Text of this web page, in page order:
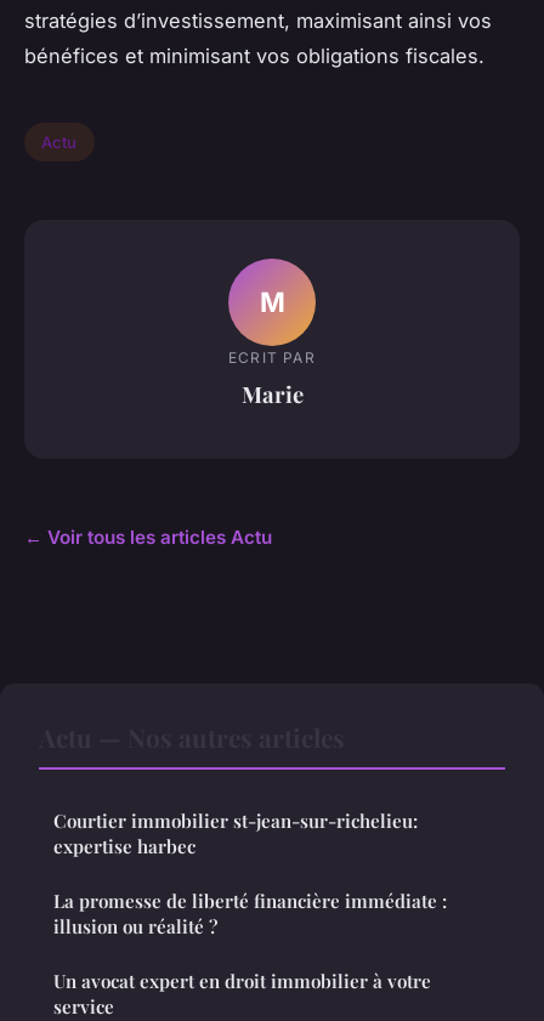
stratégies d’investissement, maximisant ainsi vos
bénéfices et minimisant vos obligations fiscales.
Actu
M
ECRIT PAR
Marie
← Voir tous les articles Actu
Courtier immobilier st-jean-sur-richelieu:
expertise harbec
La promesse de liberté financière immédiate :
illusion ou réalité ?
Un avocat expert en droit immobilier à votre
service